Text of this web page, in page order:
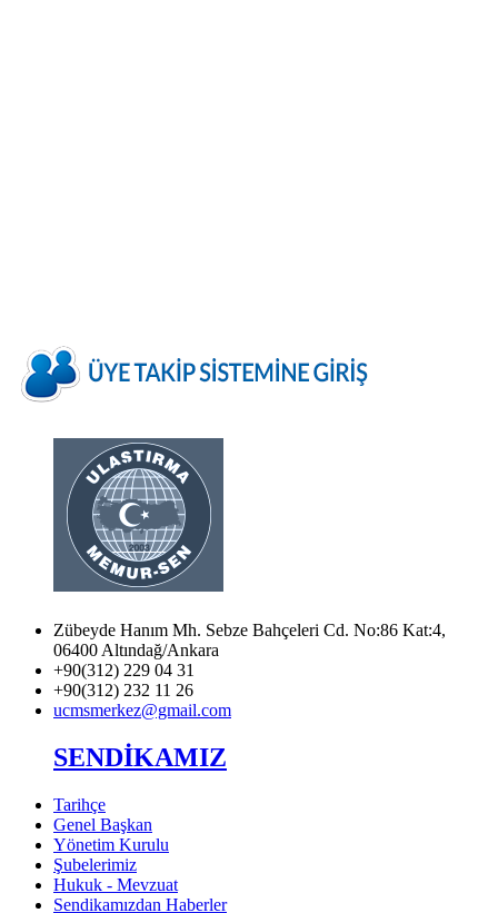
Zübeyde Hanım Mh. Sebze Bahçeleri Cd. No:86 Kat:4,
06400 Altındağ/Ankara
+90(312) 229 04 31
+90(312) 232 11 26
ucmsmerkez@gmail.com
SENDİKAMIZ
Tarihçe
Genel Başkan
Yönetim Kurulu
Şubelerimiz
Hukuk - Mevzuat
Sendikamızdan Haberler